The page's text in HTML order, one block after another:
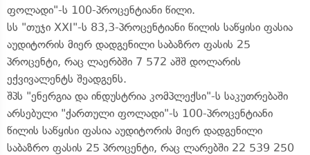
ფოლადი"-ს 100-პროცენტიანი წილი.
სს "თუჯი XXI"-ს 83,3-პროცენტიანი წილის საწყისი ფასია
აუდიტორის მიერ დადგენილი საბაზრო ფასის 25
პროცენტი, რაც ლაერბში 7 572 აშშ დოლარის
ექვივალენტს შეადგენს.
შპს "ენერგია და ინდუსტრია კომპლექსი"-ს საკუთრებაში
არსებული "ქართული ფოლადი"-ს 100-პროცენტიანი
წილის საწყისი ფასია აუდიტორის მიერ დადგენილი
საბაზრო ფასის 25 პროცენტი, რაც ლარებში 22 539 250